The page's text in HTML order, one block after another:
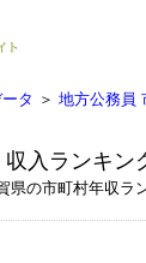
タ ＞ 地方公務員
入ランキン
県の市町村年収ラ